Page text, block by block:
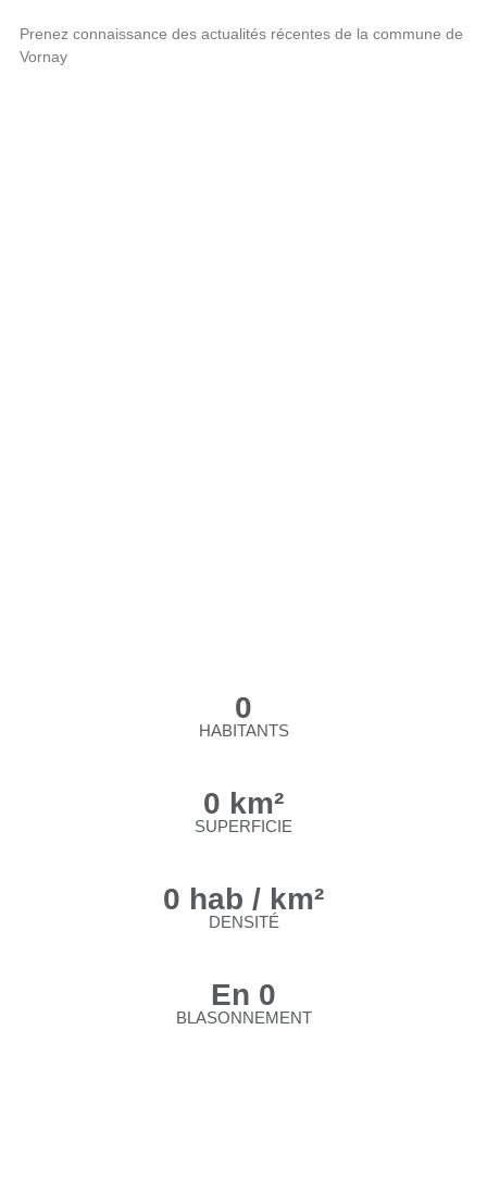
Prenez connaissance des actualités récentes de la commune de
Vornay
0
HABITANTS
0 km²
SUPERFICIE
0 hab / km²
DENSITÉ
En 0
BLASONNEMENT